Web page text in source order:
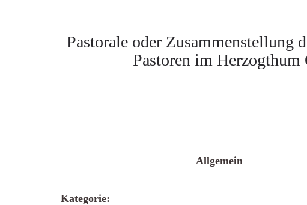
Pastorale oder Zusammenstellung
Pastoren im Herzogthum
Allgemein
Kategorie: